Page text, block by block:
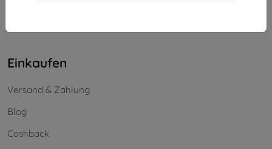
Einkaufen
Versand & Zahlung
Blog
Cashback